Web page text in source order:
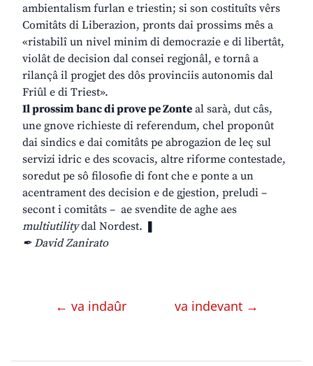
ambientalism furlan e triestin; si son costituîts vêrs
Comitâts di Liberazion, pronts dai prossims mês a
«ristabilî un nivel minim di democrazie e di libertât,
violât de decision dal consei regjonâl, e tornâ a
rilançâ il progjet des dôs provinciis autonomis dal
Friûl e di Triest».
Il prossim banc di prove pe Zonte al sarà, dut câs,
une gnove richieste di referendum, chel proponût
dai sindics e dai comitâts pe abrogazion de leç sul
servizi idric e des scovacis, altre riforme contestade,
soredut pe sô filosofie di font che e ponte a un
acentrament des decision e de gjestion, preludi –
secont i comitâts – ae svendite de aghe aes
multiutilitydal Nordest. ❚
✒ David Zanirato
← va indaûr va indevant →